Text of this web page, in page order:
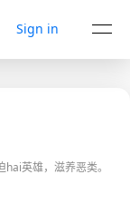
Sign in
英雄，滋养恶类。